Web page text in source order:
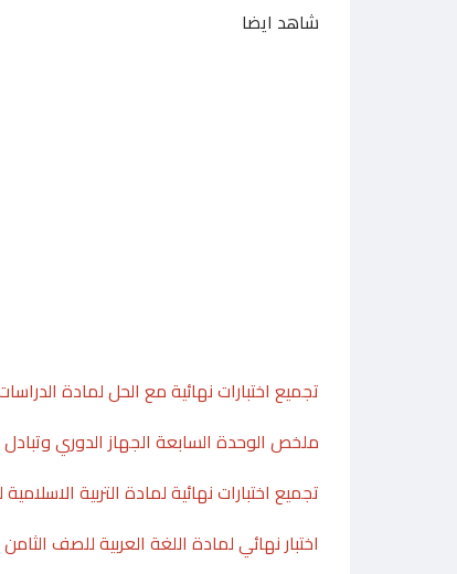
شاهد ايضا
تجميع اختبارات نهائية مع الحل لمادة
ملخص الوحدة السابعة الجهاز الدوري
تجميع اختبارات نهائية لمادة التربية
اختبار نهائي لمادة اللغة العربية للصف الثامن